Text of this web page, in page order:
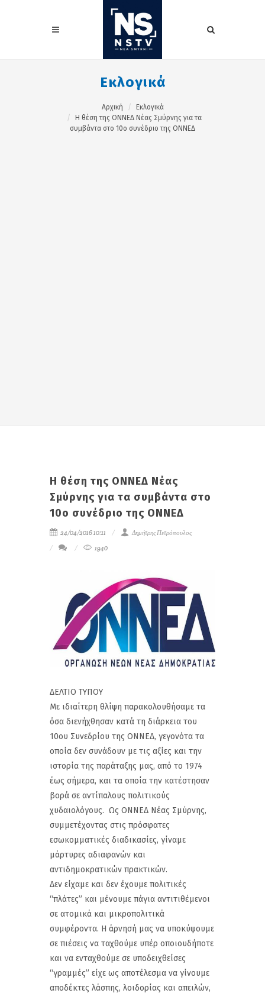
Εκλογικά
Αρχική
Εκλογικά
H θέση της ΟΝΝΕΔ Νέας Σμύρνης για τα
συμβάντα στο 10ο συνέδριο της ΟΝΝΕΔ
H θέση της ΟΝΝΕΔ Νέας
Σμύρνης για τα συμβάντα στο
10ο συνέδριο της ΟΝΝΕΔ
24/04/2016 10:11
Δημήτρης Πετρόπουλος
1940
ΔΕΛΤΙΟ ΤΥΠΟΥ
Με ιδιαίτερη θλίψη παρακολουθήσαμε τα
όσα διενήχθησαν κατά τη διάρκεια του
10ου Συνεδρίου της ΟΝΝΕΔ, γεγονότα τα
οποία δεν συνάδουν με τις αξίες και την
ιστορία της παράταξης μας, από το 1974
έως σήμερα, και τα οποία την κατέστησαν
βορά σε αντίπαλους πολιτικούς
χυδαιολόγους. Ως ΟΝΝΕΔ Νέας Σμύρνης,
συμμετέχοντας στις πρόσφατες
εσωκομματικές διαδικασίες, γίναμε
μάρτυρες αδιαφανών και
αντιδημοκρατικών πρακτικών.
Δεν είχαμε και δεν έχουμε πολιτικές
“πλάτες” και μένουμε πάγια αντιτιθέμενοι
σε ατομικά και μικροπολιτικά
συμφέροντα. Η άρνησή μας να υποκύψουμε
σε πιέσεις να ταχθούμε υπέρ οποιουδήποτε
και να ενταχθούμε σε υποδειχθείσες
“γραμμές” είχε ως αποτέλεσμα να γίνουμε
αποδέκτες λάσπης, λοιδορίας και απειλών,